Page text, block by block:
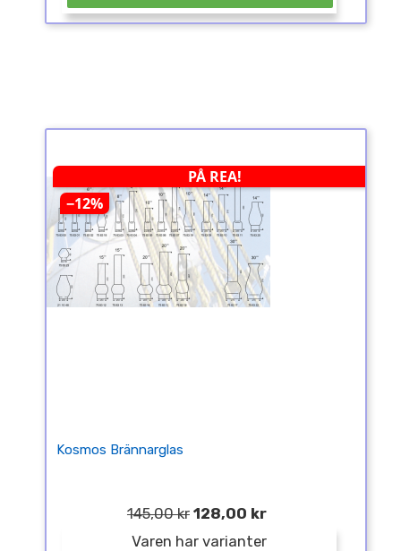
PÅ REA!
−12%
Kosmos Brännarglas
145,00 kr 128,00 kr
Varen har varianter